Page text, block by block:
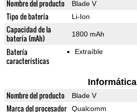
Nombre del producto Blade V
Tipo de batería Li-Ion
Capacidad de la
batería (mAh)
1800 mAh
Batería
características
Extraíble
Informática
Nombre del producto Blade V
Marca del procesador Qualcomm